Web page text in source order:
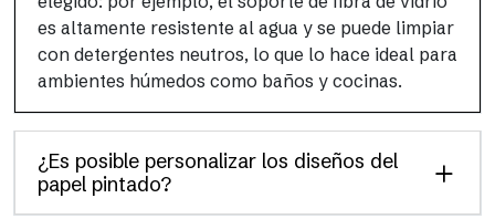
es altamente resistente al agua y se puede limpiar
con detergentes neutros, lo que lo hace ideal para
ambientes húmedos como baños y cocinas.
¿Es posible personalizar los diseños del
papel pintado?